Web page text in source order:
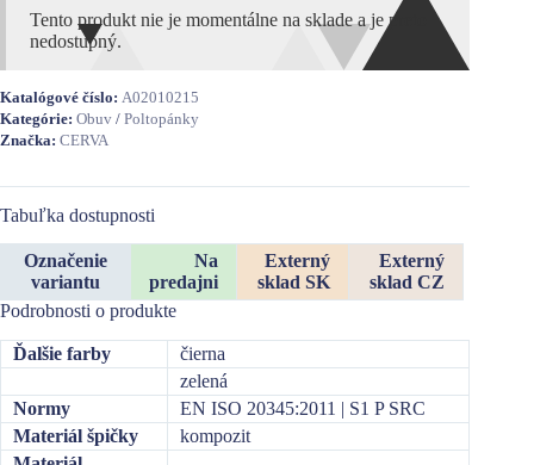
Tento produkt nie je momentálne na sklade a je preto
nedostupný.
Katalógové číslo: A02010215
Kategórie: Obuv / Poltopánky
Značka: CERVA
Tabuľka dostupnosti
Označenie
variantu
Na
predajni
Externý
sklad SK
Externý
sklad CZ
Podrobnosti o produkte
Ďalšie farby
čierna
zelená
Normy
EN ISO 20345:2011 | S1 P SRC
Materiál špičky
kompozit